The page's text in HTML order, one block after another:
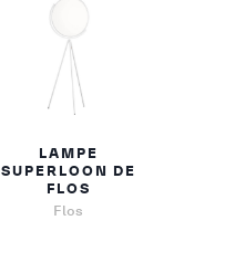
LAMPE
SUPERLOON DE
FLOS
Flos